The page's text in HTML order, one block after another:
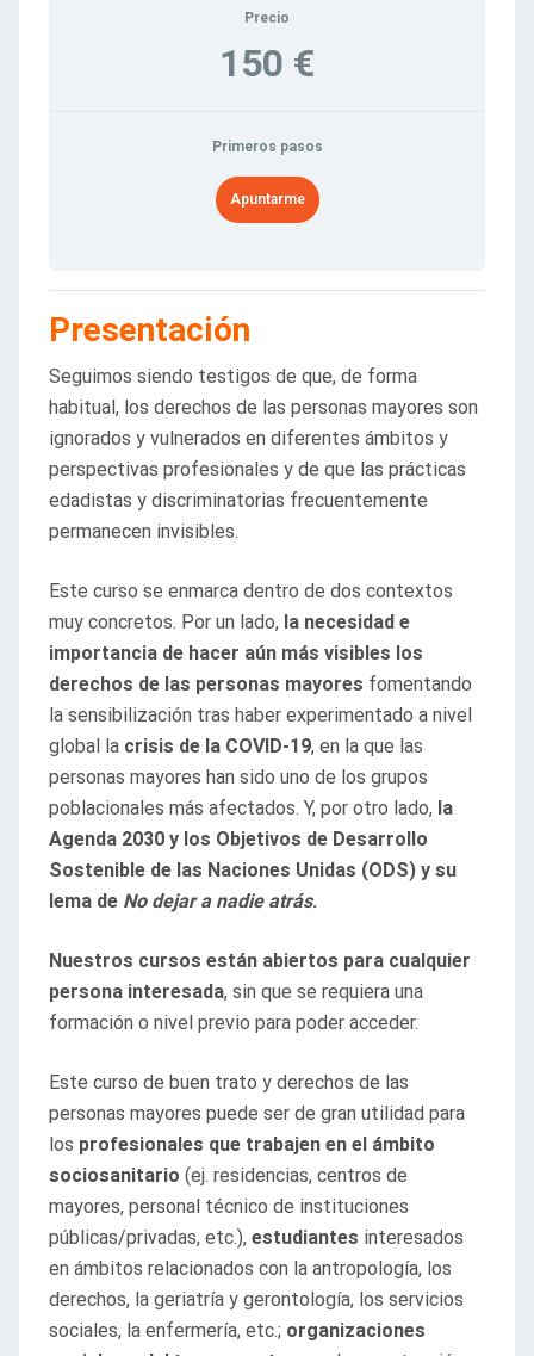
Precio
150 €
Primeros pasos
Apuntarme
Presentación
Seguimos siendo testigos de que, de forma
habitual, los derechos de las personas mayores son
ignorados y vulnerados en diferentes ámbitos y
perspectivas profesionales y de que las prácticas
edadistas y discriminatorias frecuentemente
permanecen invisibles.
Este curso se enmarca dentro de dos contextos
muy concretos. Por un lado, la necesidad e
importancia de hacer aún más visibles los
derechos de las personas mayores fomentando
la sensibilización tras haber experimentado a nivel
global la crisis de la COVID-19, en la que las
personas mayores han sido uno de los grupos
poblacionales más afectados. Y, por otro lado, la
Agenda 2030 y los Objetivos de Desarrollo
Sostenible de las Naciones Unidas (ODS) y su
lema de No dejar a nadie atrás.
Nuestros cursos están abiertos para cualquier
persona interesada, sin que se requiera una
formación o nivel previo para poder acceder.
Este curso de buen trato y derechos de las
personas mayores puede ser de gran utilidad para
los profesionales que trabajen en el ámbito
sociosanitario (ej. residencias, centros de
mayores, personal técnico de instituciones
públicas/privadas, etc.), estudiantes interesados
en ámbitos relacionados con la antropología, los
derechos, la geriatría y gerontología, los servicios
sociales, la enfermería, etc.; organizaciones